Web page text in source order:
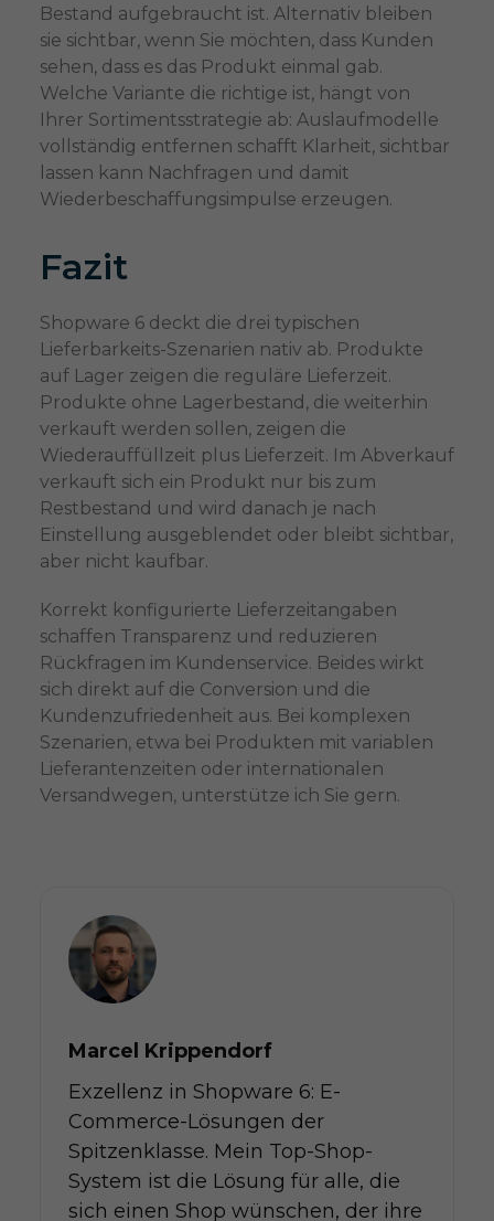
Bestand aufgebraucht ist. Alternativ bleiben
sie sichtbar, wenn Sie möchten, dass Kunden
sehen, dass es das Produkt einmal gab.
Welche Variante die richtige ist, hängt von
Ihrer Sortimentsstrategie ab: Auslaufmodelle
vollständig entfernen schafft Klarheit, sichtbar
lassen kann Nachfragen und damit
Wiederbeschaffungsimpulse erzeugen.
Fazit
Shopware 6 deckt die drei typischen
Lieferbarkeits-Szenarien nativ ab. Produkte
auf Lager zeigen die reguläre Lieferzeit.
Produkte ohne Lagerbestand, die weiterhin
verkauft werden sollen, zeigen die
Wiederauffüllzeit plus Lieferzeit. Im Abverkauf
verkauft sich ein Produkt nur bis zum
Restbestand und wird danach je nach
Einstellung ausgeblendet oder bleibt sichtbar,
aber nicht kaufbar.
Korrekt konfigurierte Lieferzeitangaben
schaffen Transparenz und reduzieren
Rückfragen im Kundenservice. Beides wirkt
sich direkt auf die Conversion und die
Kundenzufriedenheit aus. Bei komplexen
Szenarien, etwa bei Produkten mit variablen
Lieferantenzeiten oder internationalen
Versandwegen, unterstütze ich Sie gern.
Marcel Krippendorf
Exzellenz in Shopware 6: E-
Commerce-Lösungen der
Spitzenklasse. Mein Top-Shop-
System ist die Lösung für alle, die
sich einen Shop wünschen, der ihre